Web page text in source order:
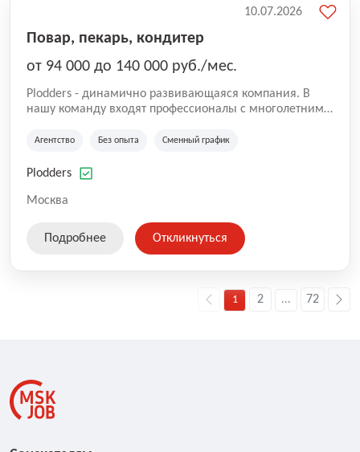
Повар, пекарь, кондитер
от 94 000 до 140 000 руб./мес.
Plodders - динамично развивающаяся компания. В
нашу команду входят профессионалы с многолетним
на рынке аутсорсинга, а накопленный опыт позволяют
оказываемых услуг.
Агентство Без опыта Сменный график
Plodders
Москва
10.07.2026
Подробнее Откликнуться
1 2 ... 72